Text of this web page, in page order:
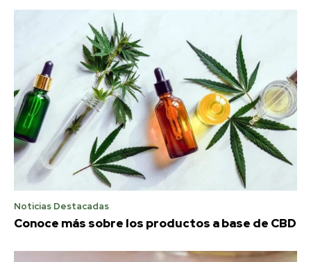
Noticias Destacadas
Conoce más sobre los productos a base de CBD